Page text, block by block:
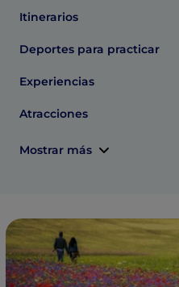
Itinerarios
Deportes para practicar
Experiencias
Atracciones
Mostrar más